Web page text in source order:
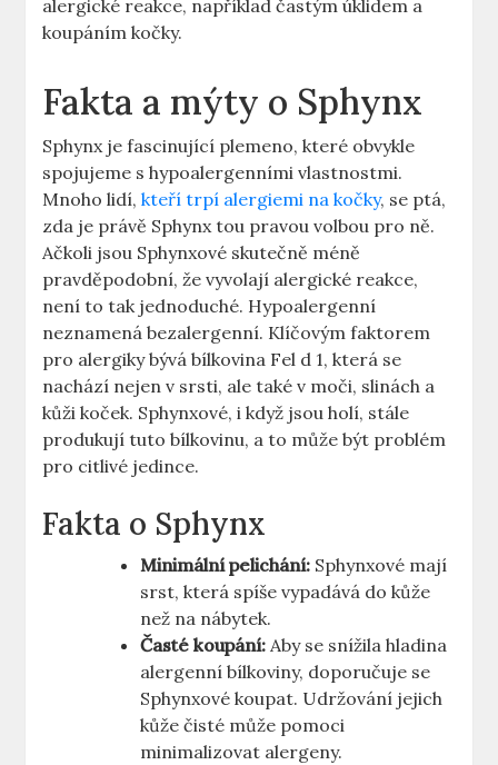
alergické reakce, například častým úklidem a
koupáním kočky.
Fakta a mýty o Sphynx
Sphynx je fascinující plemeno, které obvykle
spojujeme s hypoalergenními vlastnostmi.
Mnoho lidí,kteří trpí alergiemi na kočky, se ptá,
zda je právě Sphynx tou pravou volbou pro ně.
Ačkoli jsou Sphynxové skutečně méně
pravděpodobní, že vyvolají alergické reakce,
není to tak jednoduché. Hypoalergenní
neznamená bezalergenní. Klíčovým faktorem
pro alergiky bývá bílkovina Fel d 1, která se
nachází nejen v srsti, ale také v moči, slinách a
kůži koček. Sphynxové, i když jsou holí, stále
produkují tuto bílkovinu, a to může být problém
pro citlivé jedince.
Fakta o Sphynx
Minimální pelichání: Sphynxové mají
srst, která spíše vypadává do kůže
než na nábytek.
Časté koupání: Aby se snížila hladina
alergenní bílkoviny, doporučuje se
Sphynxové koupat. Udržování jejich
kůže čisté může pomoci
minimalizovat alergeny.